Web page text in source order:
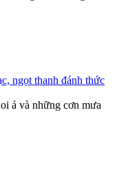
ngọt thanh đánh thức
ả và những cơn mưa